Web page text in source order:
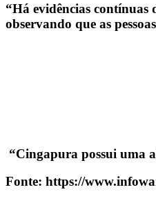
“Há evidências contínuas
observando que as
“Cingapura possui uma
Fonte: https://